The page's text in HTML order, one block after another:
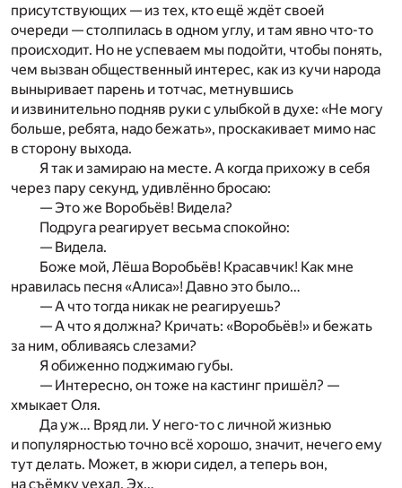
присутствующих — из тех, кто ещё ждёт своей
очереди — столпилась в одном углу, и там явно что-то
происходит. Но не успеваем мы подойти, чтобы понять,
чем вызван общественный интерес, как из кучи народа
выныривает парень и тотчас, метнувшись
и извинительно подняв руки с улыбкой в духе: «Не могу
больше, ребята, надо бежать», проскакивает мимо нас
в сторону выхода.
Я так и замираю на месте. А когда прихожу в себя
через пару секунд, удивлённо бросаю:
— Это же Воробьёв! Видела?
Подруга реагирует весьма спокойно:
— Видела.
Боже мой, Лёша Воробьёв! Красавчик! Как мне
нравилась песня «Алиса»! Давно это было…
— А что тогда никак не реагируешь?
— А что я должна? Кричать: «Воробьёв!» и бежать
за ним, обливаясь слезами?
Я обиженно поджимаю губы.
— Интересно, он тоже на кастинг пришёл? —
хмыкает Оля.
Да уж… Вряд ли. У него-то с личной жизнью
и популярностью точно всё хорошо, значит, нечего ему
тут делать. Может, в жюри сидел, а теперь вон,
на съёмку уехал. Эх…